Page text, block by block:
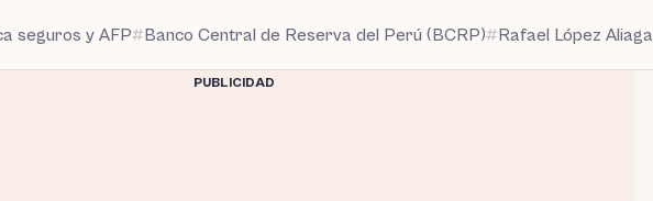
seguros y AFP Banco Central de Reserva del Perú (BCRP) Rafael López Aliaga
PUBLICIDAD